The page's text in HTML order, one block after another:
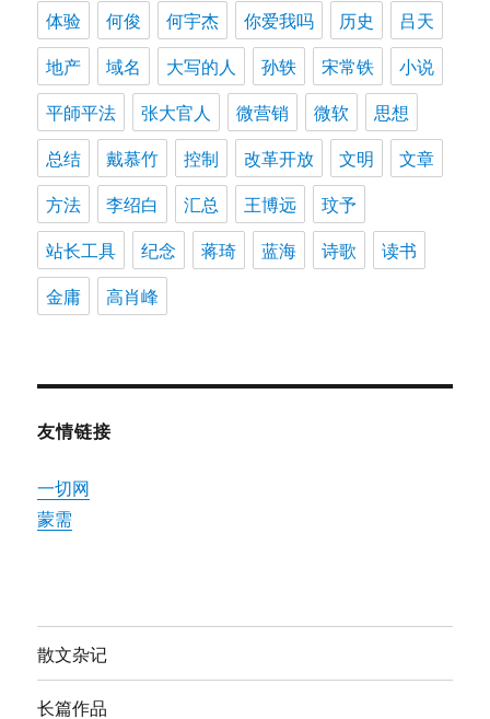
体验
何俊 何宇杰 你爱我吗 历史
吕天
地产
域名 大写的人 孙轶 宋常铁
小说
平師平法
张大官人 微营销 微软
思想
总结
戴慕竹 控制 改革开放 文明
文章
方法
李绍白 汇总 王博远
玟予
站长工具
纪念 蒋琦 蓝海 诗歌
读书
金庸
高肖峰
友情链接
一切网
蒙需
散文杂记
长篇作品